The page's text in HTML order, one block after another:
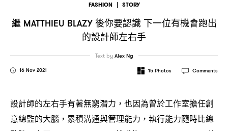
FASHION | STORY
繼MATTHIEU BLAZY後你要認識 下一位有機會跑出
的設計師左右手
16 Nov 2021
Text by Alex Ng
15 Photos Comments
設計師的左右手有著無窮潛力 ， 也因為曾於工作室擔任創
意總監的大腦 ， 累積溝通與管理能力 ， 執行能力隨時比總